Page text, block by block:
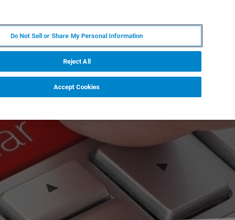
Do Not Sell or Share My Personal Information
Reject All
Accept Cookies